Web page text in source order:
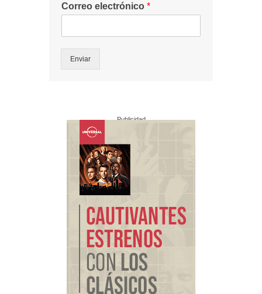
Correo electrónico *
Enviar
Publicidad